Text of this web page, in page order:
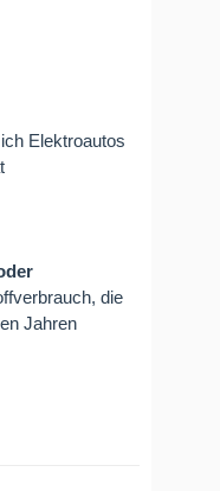
Elektroautos
die
Jahren